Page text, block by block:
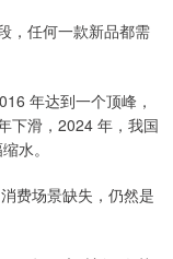
，任何一款新品都需
年达到一个顶峰，
下滑，2024 年，我国
水。
费场景缺失，仍然是